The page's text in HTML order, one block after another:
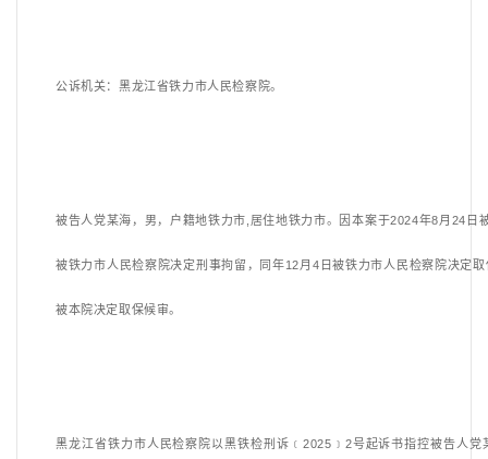
公诉机关：黑龙江省铁力市人民检察院。
被告人党某海，男，户籍地铁力市 ,居住地铁力市。因本案于2024年8月24日
被铁力市人民检察院决定刑事拘留，同年12月4日被铁力市人民检察院决定
被本院决定取保候审。
黑龙江省铁力市人民检察院以黑铁检刑诉﹝ 2025﹞2号起诉书指控被告人党